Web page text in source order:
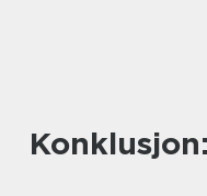
Konklusjon: